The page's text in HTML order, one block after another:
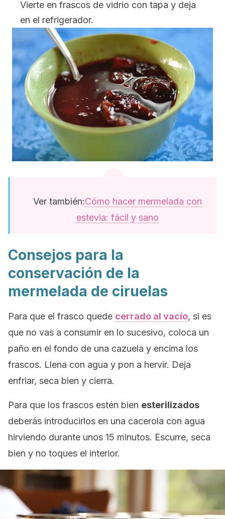
Vierte en frascos de vidrio con tapa y deja
en el refrigerador.
Ver también:Cómo hacer mermelada con
estevia: fácil y sano
Consejos para la
conservación de la
mermelada de ciruelas
Para que el frasco quede cerrado al vacío, si es
que no vas a consumir en lo sucesivo, coloca un
paño en el fondo de una cazuela y encima los
frascos. Llena con agua y pon a hervir. Deja
enfriar, seca bien y cierra.
Para que los frascos estén bien esterilizados
deberás introducirlos en una cacerola con agua
hirviendo durante unos 15 minutos. Escurre, seca
bien y no toques el interior.